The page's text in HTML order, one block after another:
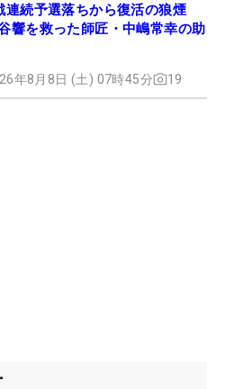
連続予選落ちから復活の狼煙
響を救った師匠・中嶋常幸の助
年8月8日 (土) 07時45分 19